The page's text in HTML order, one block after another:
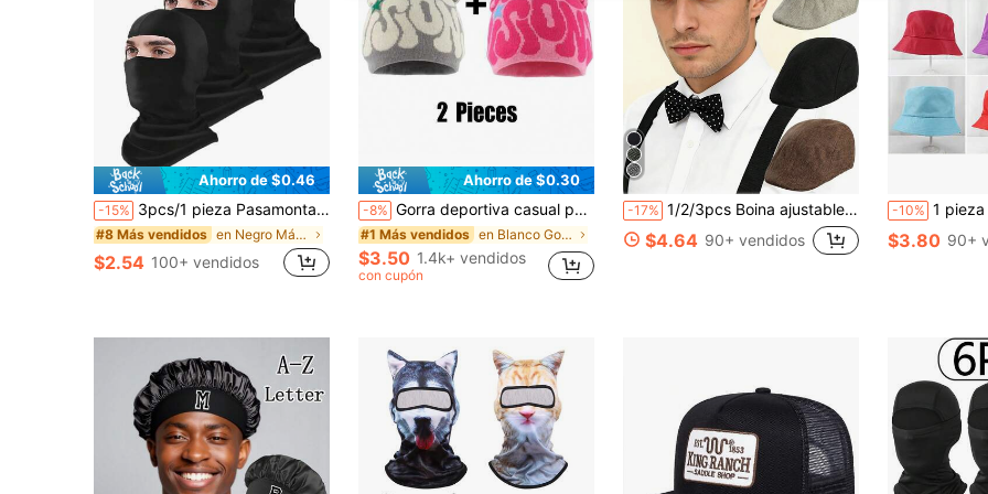
Ahorro de $0.46
-15% 3pcs/1 pieza Pasamontañas con Estampado Máscara Facial, Unisex – Esquí, Snowboard, Motociclismo, Protección Solar, A Prueba de Viento, Bufanda de Cuello Refrescante de Verano, Bufanda Protectora para Motociclismo y Esquí, Unisex
#8 Más vendidos en Negro Máscaras y sombreros con visera para homb
$2.54 100+ vendidos
Ahorro de $0.30
-8% Gorra deportiva casual para exteriores para correr, montar, senderismo, gorro de mujer estilo Harajuku punk, gorro de punto suave y cálido de moda
#1 Más vendidos en Blanco Gorro de lana para hombre
$3.50 1.4k+ vendidos
con cupón
-17% 1/2/3pcs Boina ajustable de unicolor para hombre, gorra casual de moda para exteriores, adecuada para otoño/invierno, calle, negocios, reuniones
$4.64 90+ vendidos
-10% 1 pieza Sombrero de cubo de
$3.80 90+